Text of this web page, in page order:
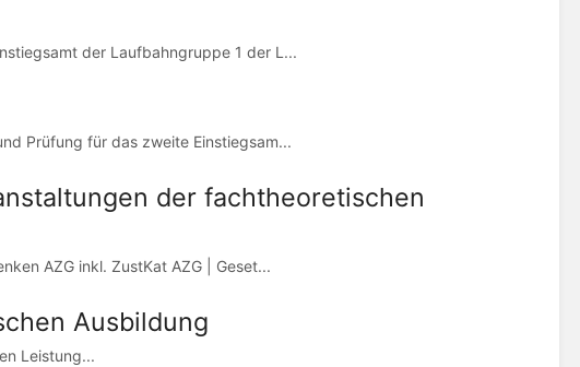
der Laufbahngruppe 1 der L...
Prüfung für das zweite Einstiegsam...
der fachtheoretischen
AZG inkl. ZustKat AZG | Geset...
Ausbildung
Leistung...